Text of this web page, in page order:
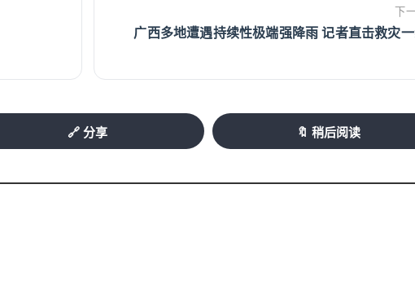
下
广西多地遭遇持续性极端强降雨 记者直击救灾
🔗 分享 🔖 稍后阅读